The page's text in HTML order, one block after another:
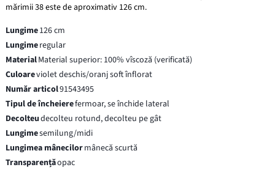
mărimii 38 este de aproximativ 126 cm.
Lungime126 cm
Lungimeregular
MaterialMaterial superior: 100% vîscoză (verificată)
Culoareviolet deschis/oranj soft înflorat
Număr articol91543495
Tipul de încheierefermoar, se închide lateral
Decolteudecolteu rotund, decolteu pe gât
Lungimesemilung/midi
Lungimea mânecilormânecă scurtă
Transparențăopac